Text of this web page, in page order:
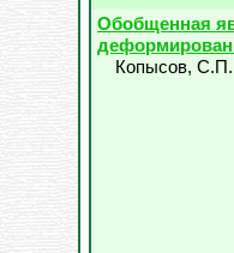
Обобщенная
Копысов, С.П.